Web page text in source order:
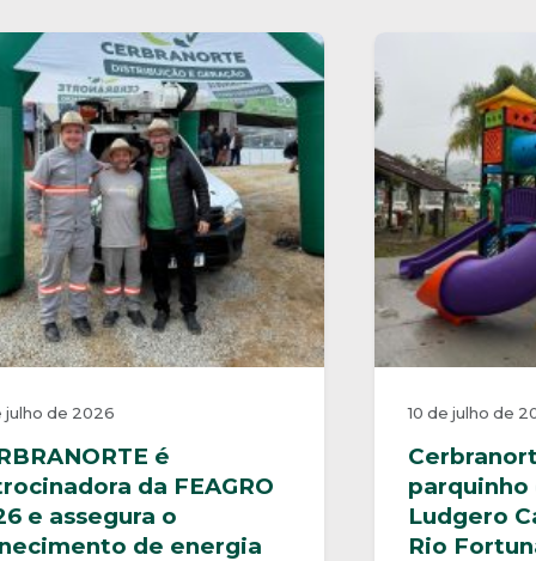
julho de 2026
é
da FEAGRO
e assegura o
de energia
10 de julho de
parquinho
Ludgero
Rio